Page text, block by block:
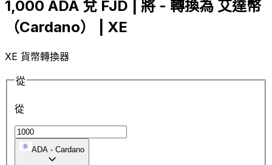
1,000 ADA 兌 FJD | 將 - 轉換為 艾達幣
（Cardano） | XE
XE 貨幣轉換器
從
從
ADA - Cardano